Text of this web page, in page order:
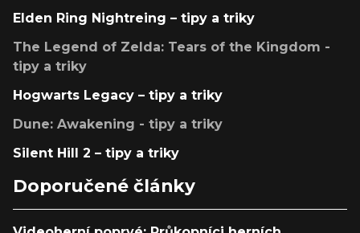
Elden Ring Nightreing – tipy a triky
The Legend of Zelda: Tears of the Kingdom -
tipy a triky
Hogwarts Legacy – tipy a triky
Dune: Awakening - tipy a triky
Silent Hill 2 – tipy a triky
Doporučené články